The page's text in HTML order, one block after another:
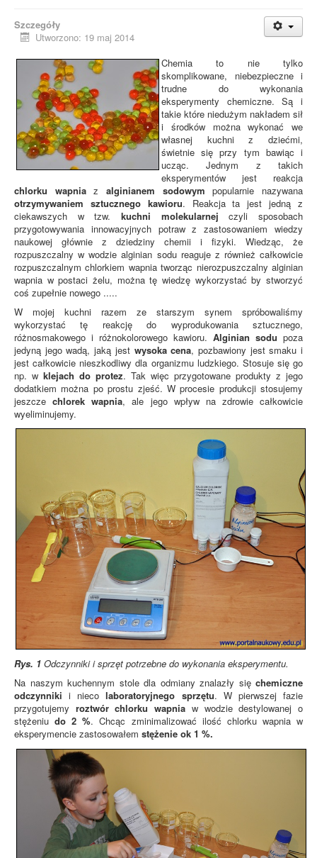
Szczegóły
Utworzono: 19 maj 2014
Chemia to nie tylko
skomplikowane, niebezpieczne i
trudne do wykonania
eksperymenty chemiczne. Są i
takie które niedużym nakładem sił
i środków można wykonać we
własnej kuchni z dziećmi,
świetnie się przy tym bawiąc i
ucząc. Jednym z takich
eksperymentów jest reakcja
chlorku wapniazalginianem sodowym popularnie nazywana
otrzymywaniem sztucznego kawioru. Reakcja ta jest jedną z
ciekawszych w tzw. kuchni molekularnej czyli sposobach
przygotowywania innowacyjnych potraw z zastosowaniem wiedzy
naukowej głównie z dziedziny chemii i fizyki. Wiedząc, że
rozpuszczalny w wodzie alginian sodu reaguje z również całkowicie
rozpuszczalnym chlorkiem wapnia tworząc nierozpuszczalny alginian
wapnia w postaci żelu, można tę wiedzę wykorzystać by stworzyć
coś zupełnie nowego .....
W mojej kuchni razem ze starszym synem spróbowaliśmy
wykorzystać tę reakcję do wyprodukowania sztucznego,
różnosmakowego i różnokolorowego kawioru. Alginian sodu poza
jedyną jego wadą, jaką jest wysoka cena, pozbawiony jest smaku i
jest całkowicie nieszkodliwy dla organizmu ludzkiego. Stosuje się go
np. w klejach do protez. Tak więc przygotowane produkty z jego
dodatkiem można po prostu zjeść. W procesie produkcji stosujemy
jeszczechlorek wapnia, ale jego wpływ na zdrowie całkowicie
wyeliminujemy.
Rys. 1 Odczynniki i sprzęt potrzebne do wykonania eksperymentu.
Na naszym kuchennym stole dla odmiany znalazły się chemiczne
odczynniki i niecolaboratoryjnego sprzętu. W pierwszej fazie
przygotujemy roztwór chlorku wapnia w wodzie destylowanej o
stężeniudo 2 %. Chcąc zminimalizować ilość chlorku wapnia w
eksperymencie zastosowałem stężenie ok 1 %.